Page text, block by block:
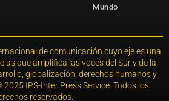
Mundo
de comunicación cuyo eje es una
que amplifica las voces del Sur y de la
globalización, derechos humanos y
IPS-Inter Press Service. Todos los
reservados.